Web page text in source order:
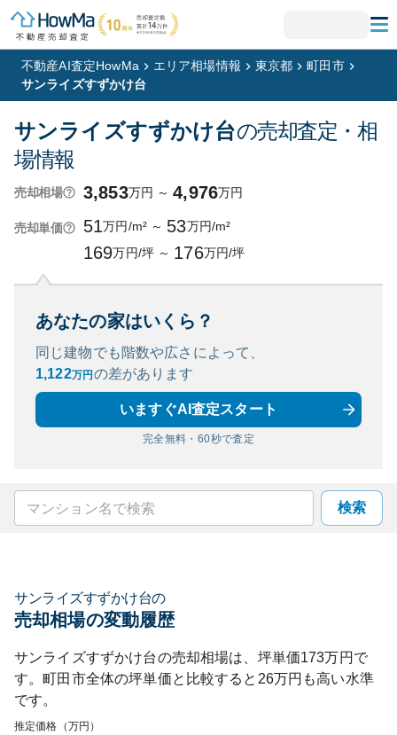
不動産AI査定HowMa エリア相場情報 東京都
町田市
サンライズすずかけ台
サンライズすずかけ台の売却査定・相
場情報
売却相場 3,853万円 ～ 4,976万円
売却単価 51万円/m² ～ 53万円/m²
169万円/坪 ～ 176万円/坪
あなたの家はいくら？
同じ建物でも階数や広さによって、
1,122万円 の差があります
いますぐAI査定スタート
完全無料・60秒で査定
検索
サンライズすずかけ台の
売却相場の変動履歴
サンライズすずかけ台の売却相場は、坪単価173万円で
す。町田市全体の坪単価と比較すると 26万円も高い水準
です。
推定価格（万円）